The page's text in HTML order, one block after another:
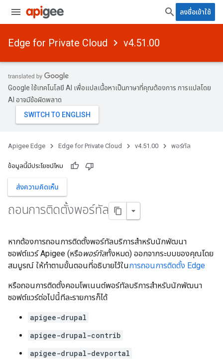
ลงชื่อเข้าใช้
Edge for Private Cloud v4.51.00
Google ใช้เทคโนโลยี AI เพื่อแปลเนื้อหาเป็นภาษาที่คุณต้องการ การแปลโดย
AI อาจมีข้อผิดพลาด
Apigee Edge Edge for Private Cloud v4.51.00 พอร์ทัล
ข้อมูลนี้มีประโยชน์ไหม
ส่งความคิดเห็น
ถอนการติดตั้งพอร์ทัล
หากต้องการถอนการติดตั้งพอร์ทัลบริการสําหรับนักพัฒนา
ซอฟต์แวร์ Apigee (หรือพอร์ทัลทั้งหมด) ออกจากระบบของคุณโดย
สมบูรณ์ ให้ทําตามขั้นตอนที่อธิบายไว้ในการถอนการติดตั้ง Edge
หรือถอนการติดตั้งคอมโพเนนต์พอร์ทัลบริการสําหรับนักพัฒนา
ซอฟต์แวร์ต่อไปนี้ทีละรายการก็ได้
apigee-drupal
apigee-drupal-contrib
apigee-drupal-devportal